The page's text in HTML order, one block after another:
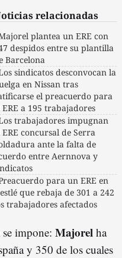
relacionadas
plantea un ERE con
despidos entre su plantilla
Barcelona
sindicatos desconvocan la
en Nissan tras
el preacuerdo para
ERE a 195 trabajadores
trabajadores impugnan
ERE concursal de Serra
ante la falta de
entre Aernnova y
para un ERE en
que rebaja de 301 a 242
trabajadores afectados
impone: Majorel ha
y 350 de los cuales